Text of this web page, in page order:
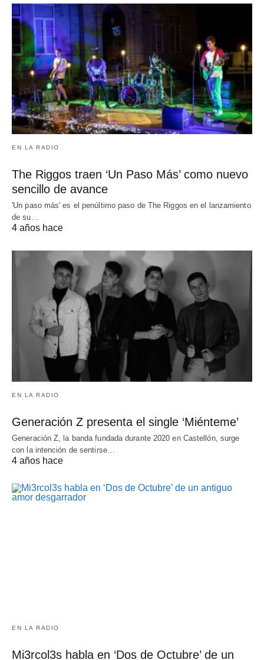
EN LA RADIO
The Riggos traen ‘Un Paso Más’ como nuevo
sencillo de avance
'Un paso más' es el penúltimo paso de The Riggos en el lanzamiento
de su…
4 años hace
EN LA RADIO
Generación Z presenta el single ‘Miénteme’
Generación Z, la banda fundada durante 2020 en Castellón, surge
con la intención de sentirse…
4 años hace
EN LA RADIO
Mi3rcol3s habla en ‘Dos de Octubre’ de un